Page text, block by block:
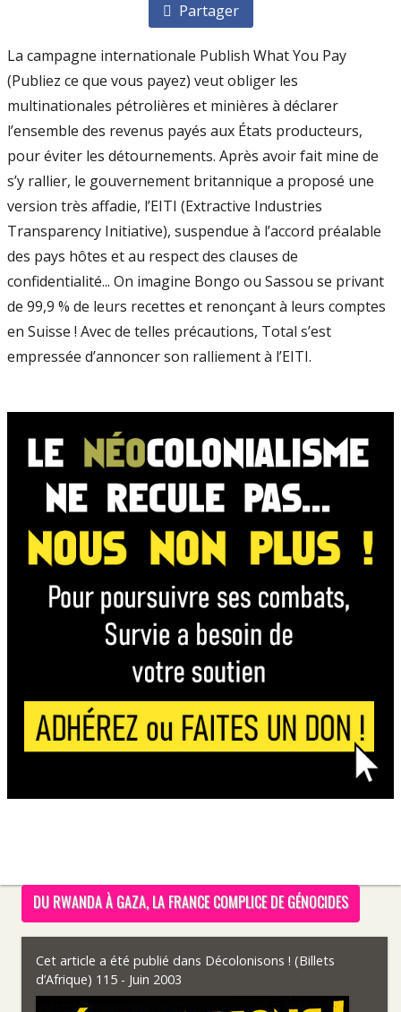
Partager
La campagne internationale Publish What You Pay
(Publiez ce que vous payez) veut obliger les
multinationales pétrolières et minières à déclarer
l’ensemble des revenus payés aux États producteurs,
pour éviter les détournements. Après avoir fait mine de
s’y rallier, le gouvernement britannique a proposé une
version très affadie, l’EITI (Extractive Industries
Transparency Initiative), suspendue à l’accord préalable
des pays hôtes et au respect des clauses de
confidentialité... On imagine Bongo ou Sassou se privant
de 99,9 % de leurs recettes et renonçant à leurs comptes
en Suisse ! Avec de telles précautions, Total s’est
empressée d’annoncer son ralliement à l’EITI.
DU RWANDA À GAZA, LA FRANCE COMPLICE DE GÉNOCIDES
Cet article a été publié dans Décolonisons ! (Billets
d’Afrique) 115 - Juin 2003